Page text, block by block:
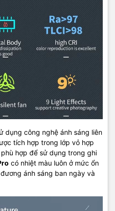
dụng công nghệ ánh sáng liên
tích hợp trong lớp vỏ hợp
hợp để sử dụng trong ghi
có nhiệt màu luôn ở mức ổn
ánh sáng ban ngày và